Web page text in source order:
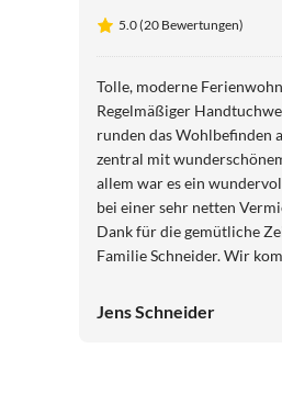
5.0 (20 Bewertungen)
Tolle, moderne
Regelmäßiger
runden das Wohlbefinden
zentral mit
allem war es ein
bei einer sehr netten
Dank für die gemütliche
Familie Schneider. Wir
Jens Schneider